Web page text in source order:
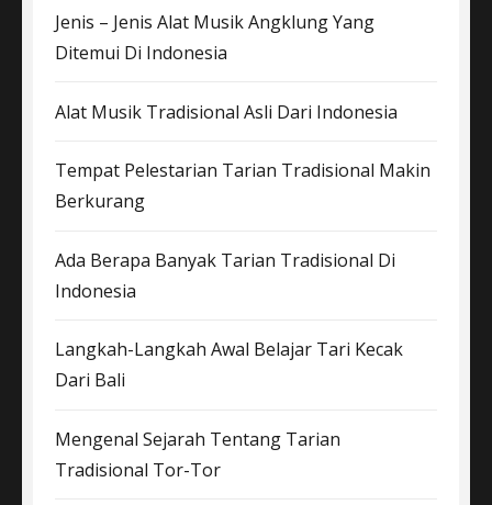
Jenis – Jenis Alat Musik Angklung Yang
Ditemui Di Indonesia
Alat Musik Tradisional Asli Dari Indonesia
Tempat Pelestarian Tarian Tradisional Makin
Berkurang
Ada Berapa Banyak Tarian Tradisional Di
Indonesia
Langkah-Langkah Awal Belajar Tari Kecak
Dari Bali
Mengenal Sejarah Tentang Tarian
Tradisional Tor-Tor